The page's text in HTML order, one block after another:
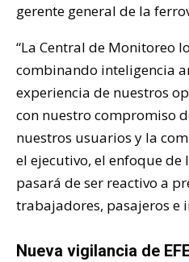
gerente general de la
“La Central de Monitoreo
combinando inteligencia
experiencia de nuestros
con nuestro compromiso
nuestros usuarios y la
el ejecutivo, el enfoque de
pasará de ser reactivo a
trabajadores, pasajeros e
Nueva vigilancia de